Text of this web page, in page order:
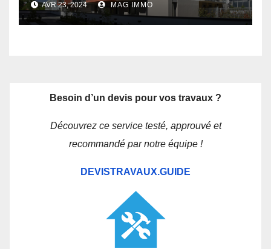
AVR 23, 2024 MAG IMMO
Besoin d’un devis pour vos travaux ?
Découvrez ce service testé, approuvé et
recommandé par notre équipe !
DEVISTRAVAUX.GUIDE